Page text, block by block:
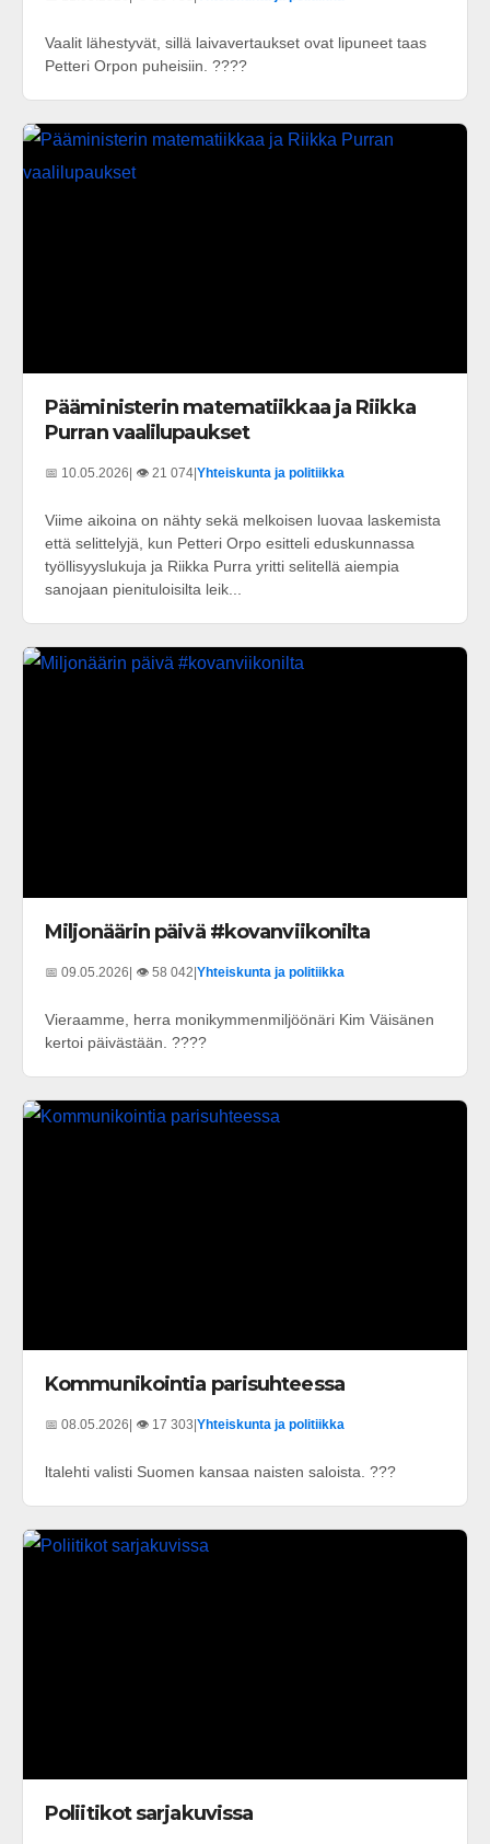
Vaalit lähestyvät, sillä laivavertaukset ovat lipuneet taas
Petteri Orpon puheisiin. ????
Pääministerin matematiikkaa ja Riikka
Purran vaalilupaukset
📅 10.05.2026 | 👁️ 21 074 Yhteiskunta ja politiikka
Viime aikoina on nähty sekä melkoisen luovaa laskemista
että selittelyjä, kun Petteri Orpo esitteli eduskunnassa
työllisyyslukuja ja Riikka Purra yritti selitellä aiempia
sanojaan pienituloisilta leik...
Miljonäärin päivä #kovanviikonilta
📅 09.05.2026| 👁️ 58 042|Yhteiskunta ja politiikka
Vieraamme, herra monikymmenmiljöönäri Kim Väisänen
kertoi päivästään. ????
Kommunikointia parisuhteessa
📅 08.05.2026 | 👁️ 17 303 Yhteiskunta ja politiikka
ltalehti valisti Suomen kansaa naisten saloista. ???
Poliitikot sarjakuvissa